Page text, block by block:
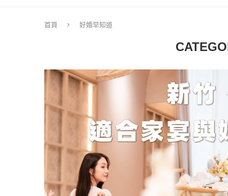
首頁 好婚早知道